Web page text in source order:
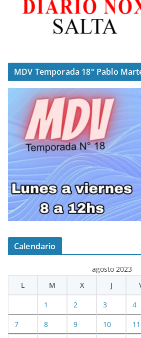
MDV Temporada 18° Pablo
Calendario
agosto 2023
L
M X J
1 2 3 4
7 8 9 10 11